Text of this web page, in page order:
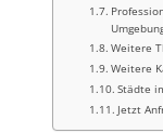
Weitere
Weitere
Städte
Jetzt